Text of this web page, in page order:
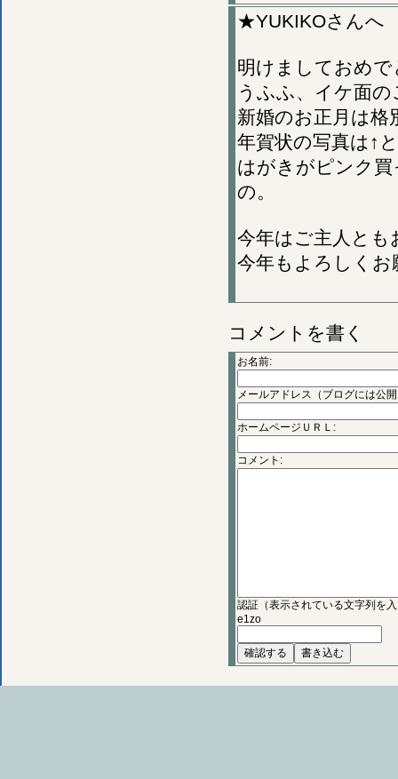
★YUKIKOさんへ
明けましておめ
うふふ、イケ面
新婚のお正月は格
年賀状の写真は↑
はがきがピンク
の。
今年はご主人と
今年もよろしくお
コメントを書く
お名前:
メールアドレス（ブログには公
ホームページＵＲＬ:
コメント:
認証（表示されている文字列を
e1zo